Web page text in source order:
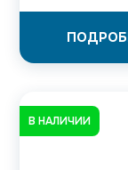
В НАЛИЧИИ